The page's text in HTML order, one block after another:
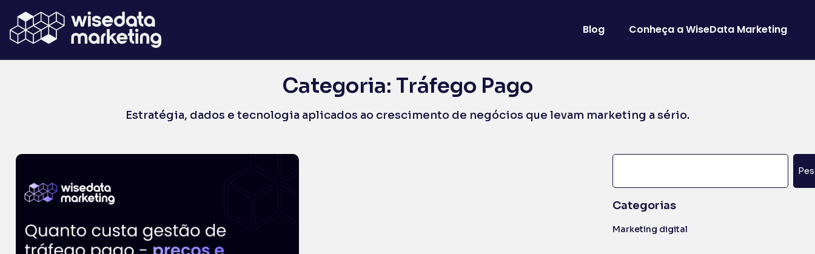
Blog Conheça a WiseData Marketing
Categoria: Tráfego Pago
Estratégia, dados e tecnologia aplicados ao crescimento de negócios que levam marketing a sério.
Categorias
Marketing digital